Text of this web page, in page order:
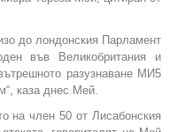
до лондонския Парламент
във Великобритания и
разузнаване МИ5
каза днес Мeй.
на член 50 от Лисабонския